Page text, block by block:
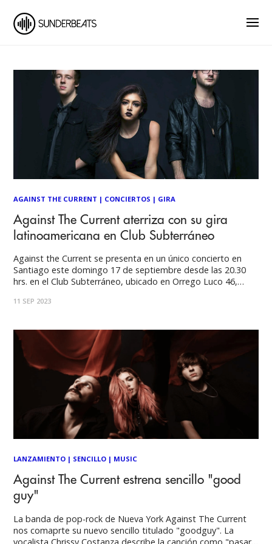
AGAINST THE CURRENT | CONCIERTOS | GIRA
Against The Current aterriza con su gira
latinoamericana en Club Subterráneo
Against the Current se presenta en un único concierto en
Santiago este domingo 17 de septiembre desde las 20.30
hrs. en el Club Subterráneo, ubicado en Orrego Luco 46,
conocidos por su relación con Riot Games, donde dieron
11 SEP 2023
LANZAMIENTO | SENCILLO | MUSIC
Against The Current estrena sencillo "good
guy"
La banda de pop-rock de Nueva York Against The Current
nos comaprte su nuevo sencillo titulado "goodguy". La